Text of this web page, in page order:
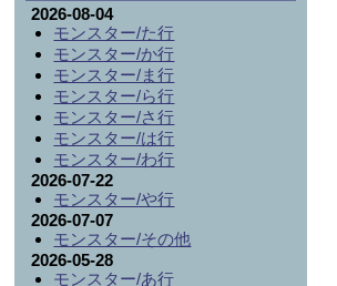
2026-08-04
モンスター/た行
モンスター/か行
モンスター/ま行
モンスター/ら行
モンスター/さ行
モンスター/は行
モンスター/わ行
2026-07-22
モンスター/や行
2026-07-07
モンスター/その他
2026-05-28
モンスター/あ行